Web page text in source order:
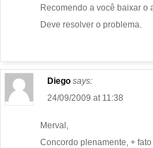
Recomendo a você baixar o
Deve resolver o problema.
Diego says:
24/09/2009 at 11:38
Merval,
Concordo plenamente, +